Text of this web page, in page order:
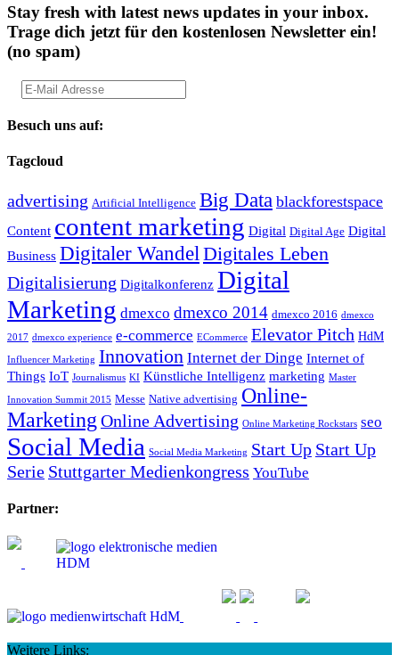
Stay fresh with latest news updates in your inbox.
Trage dich jetzt für den kostenlosen Newsletter ein!
(no spam)
Besuch uns auf:
Tagcloud
advertising Artificial Intelligence Big Data blackforestspace
Content content marketing Digital Digital Age Digital
Business Digitaler Wandel Digitales Leben
Digitalisierung Digitalkonferenz Digital
Marketing dmexco dmexco 2014 dmexco 2016 dmexco
2017 dmexco experience e-commerce ECommerce Elevator Pitch HdM
Influencer Marketing Innovation Internet der Dinge Internet of
Things IoT Journalismus KI Künstliche Intelligenz marketing Master
Innovation Summit 2015 Messe Native advertising Online-
Marketing Online Advertising Online Marketing Rockstars seo
Social Media Social Media Marketing Start Up Start Up
Serie Stuttgarter Medienkongress YouTube
Partner:
Weitere Links: